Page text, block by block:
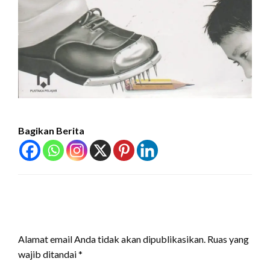
Bagikan Berita
Alamat email Anda tidak akan dipublikasikan. Ruas yang
wajib ditandai*